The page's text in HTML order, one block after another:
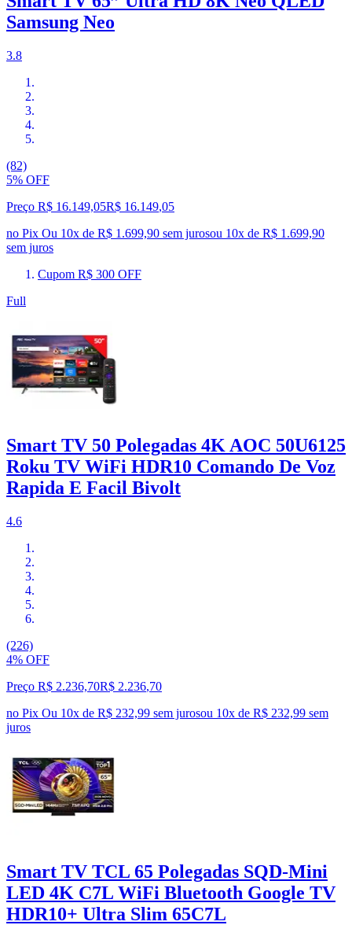
Samsung Neo
3.8
(82)
5% OFF
Preço R$ 16.149,05R$ 16.149,05
no Pix Ou 10x de R$ 1.699,90 sem jurosou 10x de R$ 1.699,90
sem juros
Cupom R$ 300 OFF
Full
Smart TV 50 Polegadas 4K AOC 50U6125
Roku TV WiFi HDR10 Comando De Voz
Rapida E Facil Bivolt
4.6
(226)
4% OFF
Preço R$ 2.236,70R$ 2.236,70
no Pix Ou 10x de R$ 232,99 sem jurosou 10x de R$ 232,99 sem
juros
Smart TV TCL 65 Polegadas SQD-Mini
LED 4K C7L WiFi Bluetooth Google TV
HDR10+ Ultra Slim 65C7L